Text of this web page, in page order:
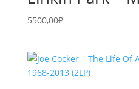
5500,00₽